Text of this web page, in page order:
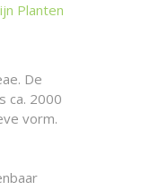
Planten
De
ca. 2000
vorm.